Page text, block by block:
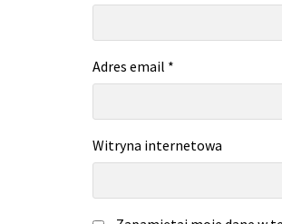
Adres email *
Witryna internetowa